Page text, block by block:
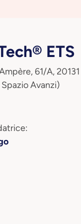
ETS
61/A, 20131
Avanzi)